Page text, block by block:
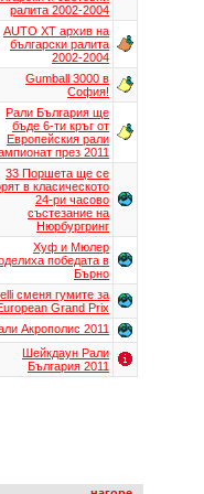
ралита 2002-2004
AUTO XT aрхив на
български ралита
2002-2004
Gumball 3000 в
София!
Рали България ще
бъде 6-ти кръг от
Европейския рали
през 2011
33 Поршета ще се
в класическото
24-ри часово
състезание на
Нюрбургринг
Хуф и Мюлер
победата в
Бърно
сменя гумите за
Grand Prix
Акрополис 2011
Шейкдаун Рали
България 2011